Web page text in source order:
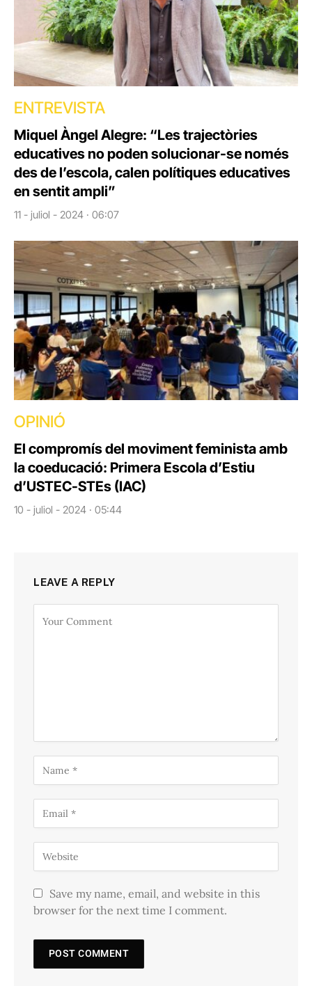
ENTREVISTA
Miquel Àngel Alegre: “Les trajectòries
educatives no poden solucionar-se només
des de l’escola, calen polítiques educatives
en sentit ampli”
11 - juliol - 2024 · 06:07
OPINIÓ
El compromís del moviment feminista amb
la coeducació: Primera Escola d’Estiu
d’USTEC-STEs (IAC)
10 - juliol - 2024 · 05:44
LEAVE A REPLY
Save my name, email, and website in this
browser for the next time I comment.